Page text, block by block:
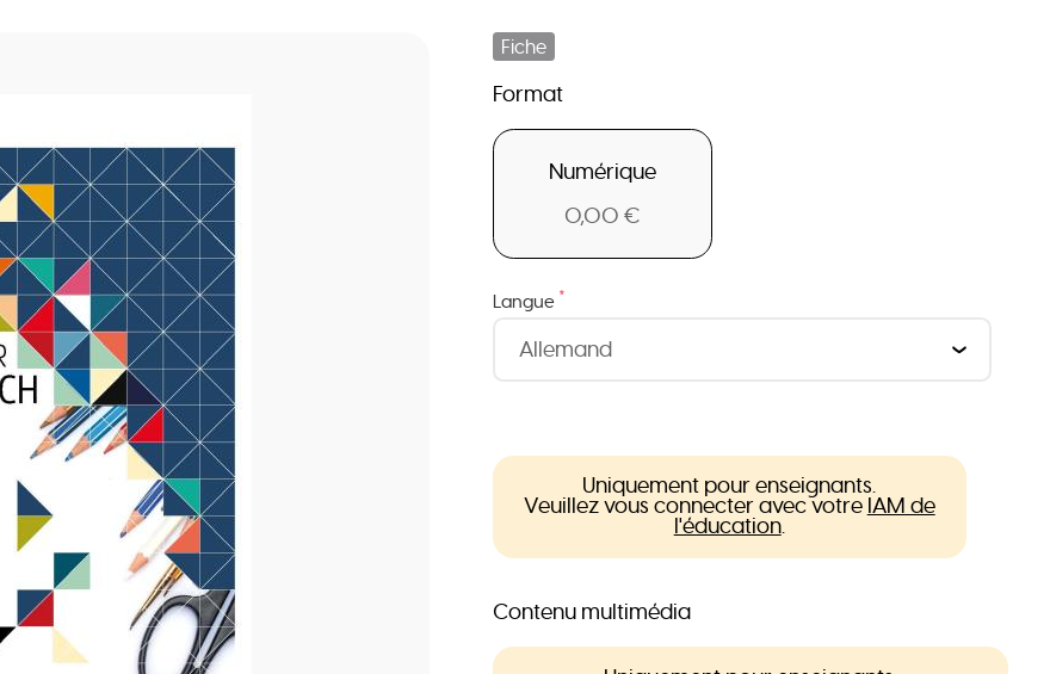
Fiche
Format
Numérique
0,00 €
Langue *
Uniquement pour enseignants.
Veuillez vous connecter avec votre IAM de
l'éducation.
Contenu multimédia